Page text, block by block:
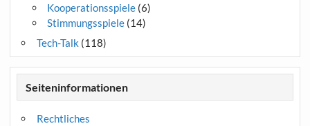
Kooperationsspiele(6)
Stimmungsspiele(14)
Tech-Talk (118)
Seiteninformationen
Rechtliches